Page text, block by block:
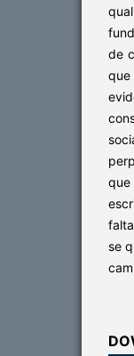
de
se